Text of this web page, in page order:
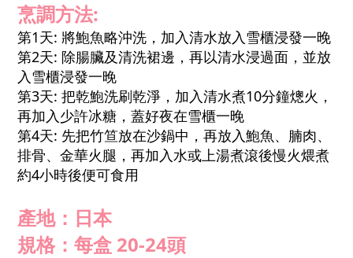
烹調方法:
第1天: 將鮑魚略沖洗，加入清水放入雪櫃浸發一晚
第2天: 除腸臟及清洗裙邊，再以清水浸過面，並放
入雪櫃浸發一晚
第3天: 把乾鮑洗刷乾淨，加入清水煮10分鐘熜火，
再加入少許冰糖，蓋好夜在雪櫃一晚
第4天: 先把竹笪放在沙鍋中，再放入鮑魚、腩肉、
排骨、金華火腿，再加入水或上湯煮滾後慢火煨煮
約4小時後便可食用
產地：日本
規格： 每盒 20-24頭